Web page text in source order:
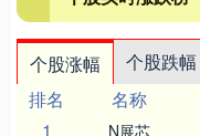
个股涨幅 个股跌幅
排名
名称
1
N展芯